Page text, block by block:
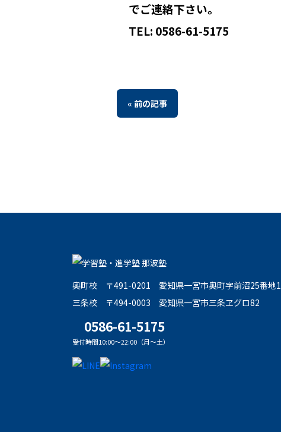
でご連絡下さい。
TEL: 0586-61-5175
« 前の記事
奥町校 〒491-0201 愛知県一宮市奥町字前沼25番地1
三条校 〒494-0003 愛知県一宮市三条ヱグロ82
0586-61-5175
受付時間10:00～22:00（月～土）